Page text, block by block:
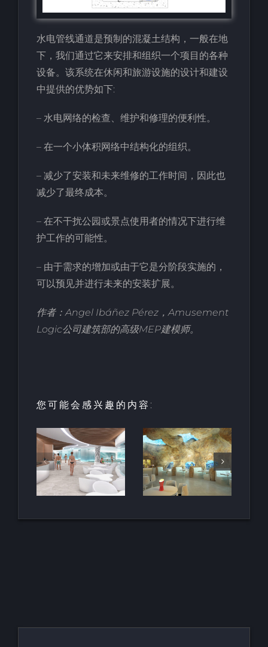
水电管线通道是预制的混凝土结构，一般在地
下，我们通过它来安排和组织一个项目的各种
设备。该系统在休闲和旅游设施的设计和建设
中提供的优势如下:
– 水电网络的检查、维护和修理的便利性。
– 在一个小体积网络中结构化的组织。
– 减少了安装和未来维修的工作时间，因此也
减少了最终成本。
– 在不干扰公园或景点使用者的情况下进行维
护工作的可能性。
– 由于需求的增加或由于它是分阶段实施的，
可以预见并进行未来的安装扩展。
作者：Angel Ibáñez Pérez，Amusement
Logic公司建筑部的高级MEP建模师。
您可能会感兴趣的内容:
用于亲水建
筑的室内人
造岩石
天然梯田泳
池